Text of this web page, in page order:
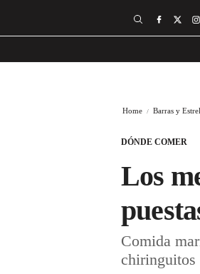
Home Barras y
DÓNDE COMER
Los
Comida
chiringuitos